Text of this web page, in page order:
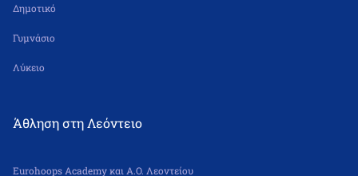
Δημοτικό
Γυμνάσιο
Λύκειο
Άθληση στη Λεόντειο
Eurohoops Academy και Α.Ο. Λεοντείου